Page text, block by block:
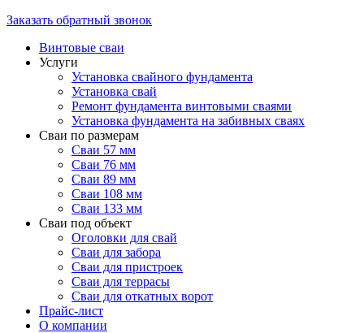
Заказать обратный звонок
Винтовые сваи
Услуги
Установка свайного фундамента
Установка свай
Ремонт фундамента винтовыми сваями
Установка фундамента на забивных сваях
Сваи по размерам
Сваи 57 мм
Сваи 76 мм
Сваи 89 мм
Сваи 108 мм
Сваи 133 мм
Сваи под объект
Оголовки для свай
Сваи для забора
Сваи для пристроек
Сваи для террасы
Сваи для откатных ворот
Прайс-лист
О компании